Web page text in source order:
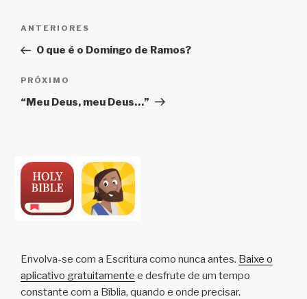
Post
Post
anterior
ANTERIORES
O que é o Domingo de Ramos?
Próximo
post
PRÓXIMO
“Meu Deus, meu Deus…”
Envolva-se com a Escritura como nunca antes. Baixe o
aplicativo gratuitamente e desfrute de um tempo
constante com a Bíblia, quando e onde precisar.